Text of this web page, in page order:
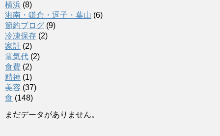
横浜 (8)
湘南・鎌倉・逗子・葉山 (6)
節約ブログ (9)
冷凍保存 (2)
家計 (2)
電気代 (2)
食費 (2)
精神 (1)
美容 (37)
食 (148)
まだデータがありません。